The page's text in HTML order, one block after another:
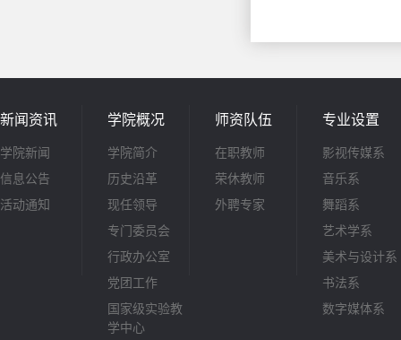
新闻资讯
学院新闻
信息公告
活动通知
学院概况
学院简介
历史沿革
现任领导
专门委员会
行政办公室
党团工作
国家级实验教
学中心
师资队伍
在职教师
荣休教师
外聘专家
专业设置
影视传媒系
音乐系
舞蹈系
艺术学系
美术与设计系
书法系
数字媒体系